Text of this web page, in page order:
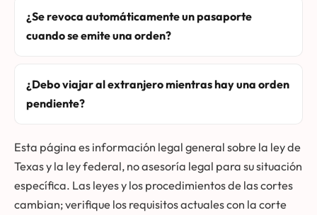
¿Se revoca automáticamente un pasaporte
cuando se emite una orden?
¿Debo viajar al extranjero mientras hay una orden
pendiente?
Esta página es información legal general sobre la ley de
Texas y la ley federal, no asesoría legal para su situación
específica. Las leyes y los procedimientos de las cortes
cambian; verifique los requisitos actuales con la corte